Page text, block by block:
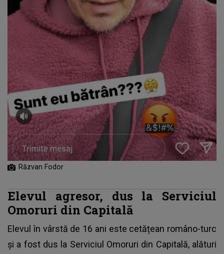
Răzvan Fodor
Elevul agresor, dus la Serviciul
Omoruri din Capitală
Elevul în vârstă de 16 ani este cetățean româno-turc
și a fost dus la Serviciul Omoruri din Capitală, alături